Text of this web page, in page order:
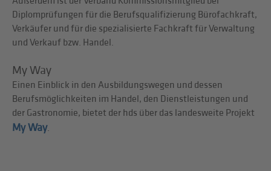
Diplomprüfungen für die Berufsqualifizierung Bürofachkraft,
Verkäufer und für die spezialisierte Fachkraft für Verwaltung
und Verkauf bzw. Handel.
My Way
Einen Einblick in den Ausbildungswegen und dessen
Berufsmöglichkeiten im Handel, den Dienstleistungen und
der Gastronomie, bietet der hds über das landesweite Projekt
My Way.